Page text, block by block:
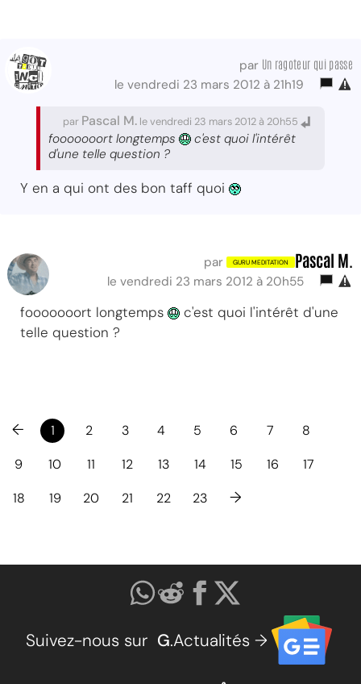
par Un ragoteur qui passe
le vendredi 23 mars 2012 à 21h19
par Pascal M. le vendredi 23 mars 2012 à 20h55
fooooooort longtemps
c'est quoi l'intérêt
d'une telle question ?
Y en a qui ont des bon taff quoi
par Pascal M.
le vendredi 23 mars 2012 à 20h55
fooooooort longtemps
c'est quoi l'intérêt d'une
telle question ?
← 1 2 3 4 5 6 7
8
9
10 11 12 13 14 15 16
17
18
19 20 21 22 23 →
Suivez-nous sur G.Actualités →